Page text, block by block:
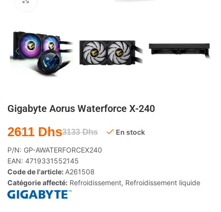
Gigabyte Aorus Waterforce X-240
3133Dhs
2611 Dhs En stock
P/N: GP-AWATERFORCEX240
EAN: 4719331552145
Code de l'article: A261508
Catégorie affecté: Refroidissement, Refroidissement liquide